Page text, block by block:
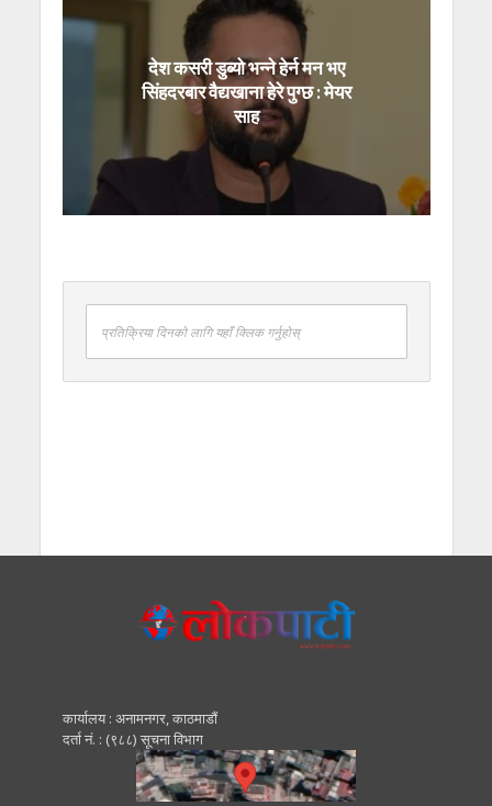
देश कसरी डुब्यो भन्ने हेर्न मन भए
सिंहदरबार वैद्यखाना हेरे पुग्छ : मेयर
साह
प्रतिक्रिया दिनको लागि यहाँ क्लिक गर्नुहोस्
कार्यालय : अनामनगर, काठमाडाैं
दर्ता नं. : (९८८) सूचना विभाग